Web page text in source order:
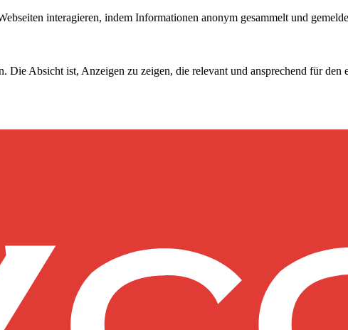
interagieren, indem Informationen anonym gesammelt und
Absicht ist, Anzeigen zu zeigen, die relevant und ansprechend für